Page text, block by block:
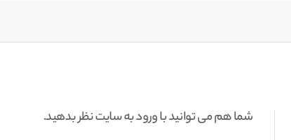
شما هم می توانید با ورود به سایت نظر بدهید.